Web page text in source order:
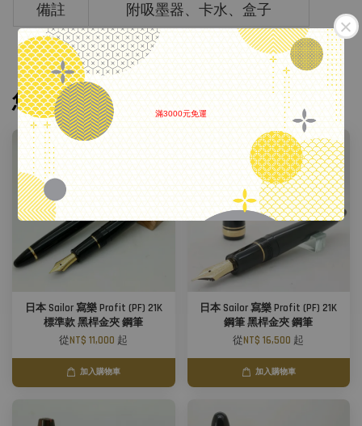
滿3000元免運
備註 附吸墨器、卡水、盒子
您可能也喜歡
日本 Sailor 寫樂 Profit (PF) 21K
標準款 黑桿金夾 鋼筆
從NT$ 11,000 起
加入購物車
日本 Sailor 寫樂 Profit (PF) 21K
鋼筆 黑桿金夾 鋼筆
從NT$ 16,500 起
加入購物車